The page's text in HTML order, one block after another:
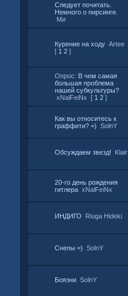
Следует почитать.
Немного о пирсинге.
Ми
Курение на ходу Artee
[ 1 2 ]
Опрос: В чем самая
большая проблема
нашей субкультуры?
xNalFeiNx [ 1 2 ]
Как вы относитесь к
граффити? =) SolnY
Обсуждаем звезд! Klair
20-го день рождения
гитлера xNalFeiNx
ИНДИГО Riuga Hideki
Cнепы =) SolnY
Боязни SolnY